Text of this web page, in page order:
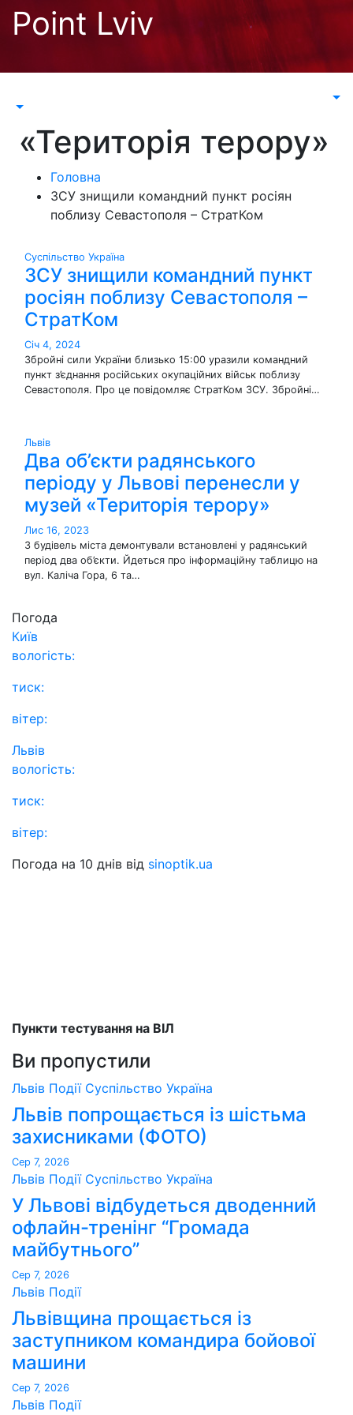
Перейти
Point Lviv
«Територія терору»
Головна
ЗСУ знищили командний пункт росіян
поблизу Севастополя – СтратКом
Суспільство Україна
ЗСУ знищили командний пункт
росіян поблизу Севастополя –
СтратКом
Січ 4, 2024
Збройні сили України близько 15:00 уразили командний
пункт з’єднання російських окупаційних військ поблизу
Севастополя. Про це повідомляє СтратКом ЗСУ. Збройні…
Львів
Два об’єкти радянського
періоду у Львові перенесли у
музей «Територія терору»
Лис 16, 2023
З будівель міста демонтували встановлені у радянський
період два об’єкти. Йдеться про інформаційну таблицю на
вул. Каліча Гора, 6 та…
Погода
Київ
вологість:
тиск:
вітер:
Львів
вологість:
тиск:
вітер:
Погода на 10 днів від sinoptik.ua
Пункти тестування на ВІЛ
Ви пропустили
Львів Події Суспільство Україна
Львів попрощається із шістьма
захисниками (ФОТО)
Сер 7, 2026
Львів Події Суспільство Україна
У Львові відбудеться дводенний
офлайн-тренінг “Громада
майбутнього”
Сер 7, 2026
Львів Події
Львівщина прощається із
заступником командира бойової
машини
Сер 7, 2026
Львів Події